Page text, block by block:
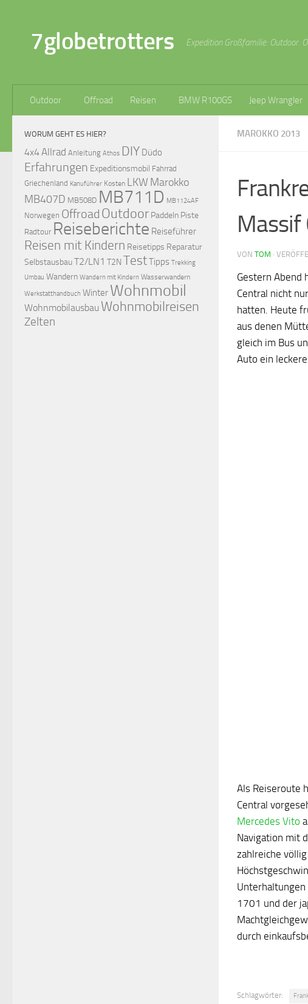
7globetrotters Expedition Großfamilie: Outdoor.
Outdoor Offroad Reisen BMW R100GS Jeep Wrangler
MAROKKO 2013
Massif
VON TOM ·
Gestern Abend
Central nicht
hatten. Heute
aus denen
gleich im Bus
Auto ein
Als Reiseroute
Central
Mercedes Vito
Navigation mit
zahlreiche
1701 und der
durch
Schlagwörter:
WORUM GEHT ES HIER?
4x4Allrad Anleitung Athos DIY Düdo
Erfahrungen Expeditionsmobil Fahrrad
Griechenland Kanuführer Kosten LKW Marokko
MB407D MB508D MB711D MB1124AF
Norwegen Offroad Outdoor Paddeln Piste
Radtour Reiseberichte Reiseführer
Reisen mit Kindern Reisetipps Reparatur
SelbstausbauT2/LN1 T2N TestTipps Trekking
Umbau Wandern Wandern mit Kindern Wasserwandern
Werkstatthandbuch Winter Wohnmobil
Wohnmobilausbau Wohnmobilreisen
Zelten